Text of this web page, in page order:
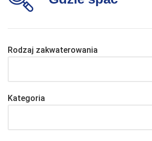
Rodzaj zakwaterowania
Kategoria